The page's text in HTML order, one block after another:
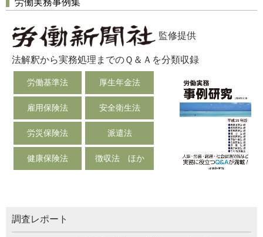
監修提供
法解釈から実務処理までのＱ＆Ａを分類収録
労働基準法 厚生年金法
雇用保険法 安全衛生法
労災保険法 派遣法
健康保険法 徴収法 ほか
調査レポート